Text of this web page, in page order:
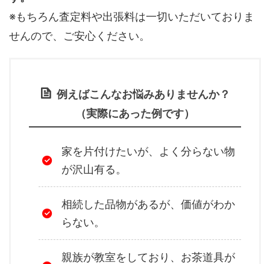
※もちろん査定料や出張料は一切いただいておりま
せんので、ご安心ください。
例えばこんなお悩みありませんか？
（実際にあった例です）
家を片付けたいが、よく分らない物
が沢山有る。
相続した品物があるが、価値がわか
らない。
親族が教室をしており、お茶道具が